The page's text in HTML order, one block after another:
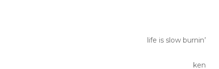
life is slow burnin’
ken